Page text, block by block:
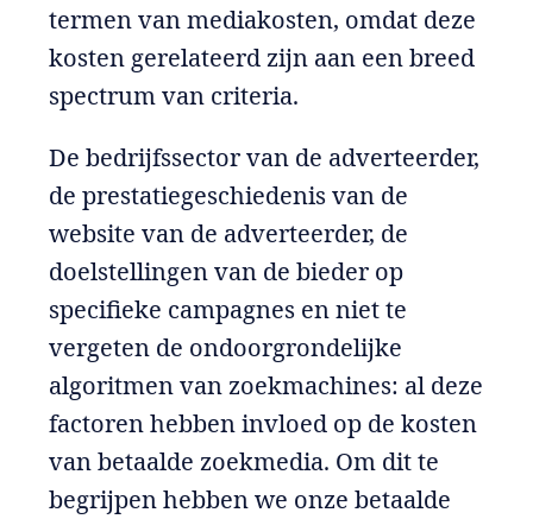
termen van mediakosten, omdat deze
kosten gerelateerd zijn aan een breed
spectrum van criteria.
De bedrijfssector van de adverteerder,
de prestatiegeschiedenis van de
website van de adverteerder, de
doelstellingen van de bieder op
specifieke campagnes en niet te
vergeten de ondoorgrondelijke
algoritmen van zoekmachines: al deze
factoren hebben invloed op de kosten
van betaalde zoekmedia. Om dit te
begrijpen hebben we onze betaalde